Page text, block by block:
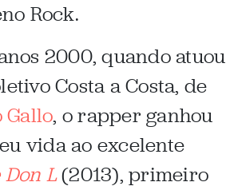
Rock.
2000, quando atuou
Costa a Costa, de
Gallo, o rapper ganhou
vida ao excelente
L(2013), primeiro